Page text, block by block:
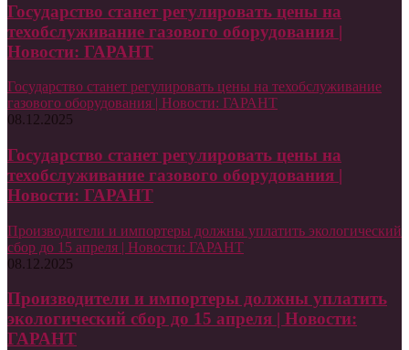
Государство станет регулировать цены на
техобслуживание газового оборудования |
Новости: ГАРАНТ
Государство станет регулировать цены на техобслуживание
газового оборудования | Новости: ГАРАНТ
08.12.2025
Государство станет регулировать цены на
техобслуживание газового оборудования |
Новости: ГАРАНТ
Производители и импортеры должны уплатить экологический
сбор до 15 апреля | Новости: ГАРАНТ
08.12.2025
Производители и импортеры должны уплатить
экологический сбор до 15 апреля | Новости:
ГАРАНТ